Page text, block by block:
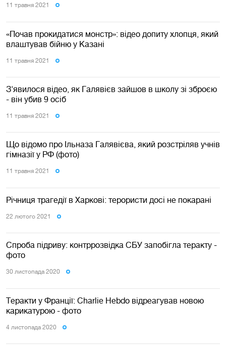
11 травня 2021
«Почав прокидатися монстр»: відео допиту хлопця, який
влаштував бійню у Казані
11 травня 2021
З'явилося відео, як Галявієв зайшов в школу зі зброєю
- він убив 9 осіб
11 травня 2021
Що відомо про Ільназа Галявієва, який розстріляв учнів
гімназії у РФ (фото)
11 травня 2021
Річниця трагедії в Харкові: терористи досі не покарані
22 лютого 2021
Спроба підриву: контррозвідка СБУ запобігла теракту -
фото
30 листопада 2020
Теракти у Франції: Charlie Hebdo відреагував новою
карикатурою - фото
4 листопада 2020